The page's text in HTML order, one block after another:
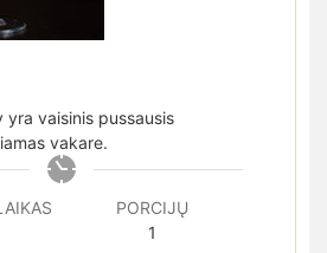
yra vaisinis pussausis
vakare.
PORCIJŲ
1